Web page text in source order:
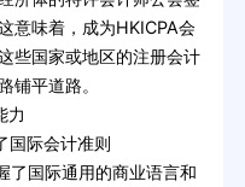
意味着，成为HKICPA会
些国家或地区的注册会计
铺平道路。
力
际会计准则
了国际通用的商业语言和